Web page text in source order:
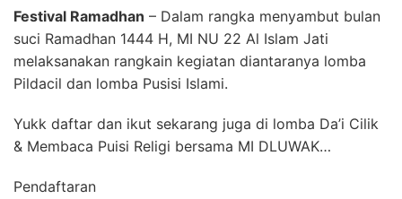
Festival Ramadhan – Dalam rangka menyambut bulan
suci Ramadhan 1444 H, MI NU 22 Al Islam Jati
melaksanakan rangkain kegiatan diantaranya lomba
Pildacil dan lomba Pusisi Islami.
Yukk daftar dan ikut sekarang juga di lomba Da’i Cilik
& Membaca Puisi Religi bersama MI DLUWAK…
Pendaftaran